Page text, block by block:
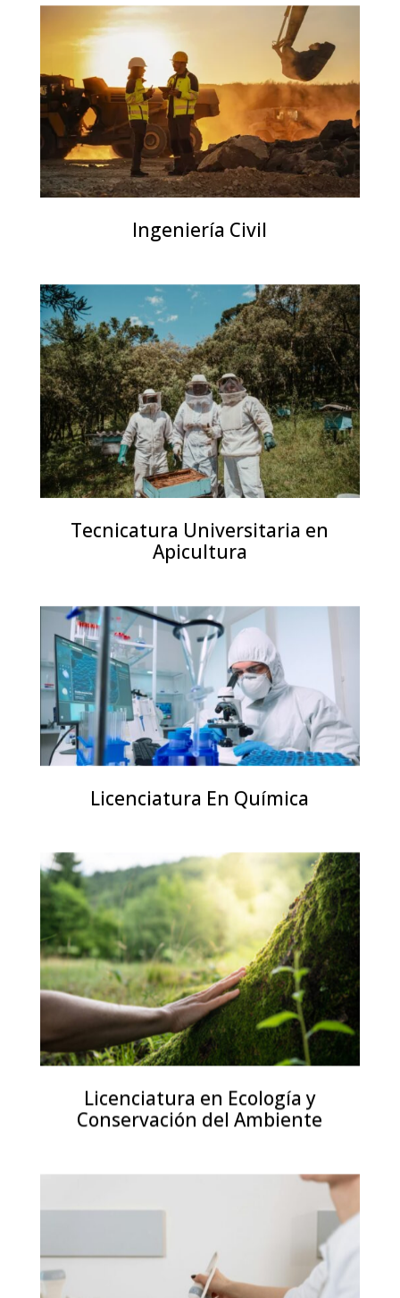
Ingeniería Civil
Tecnicatura Universitaria en
Apicultura
Licenciatura En Química
Licenciatura en Ecología y
Conservación del Ambiente